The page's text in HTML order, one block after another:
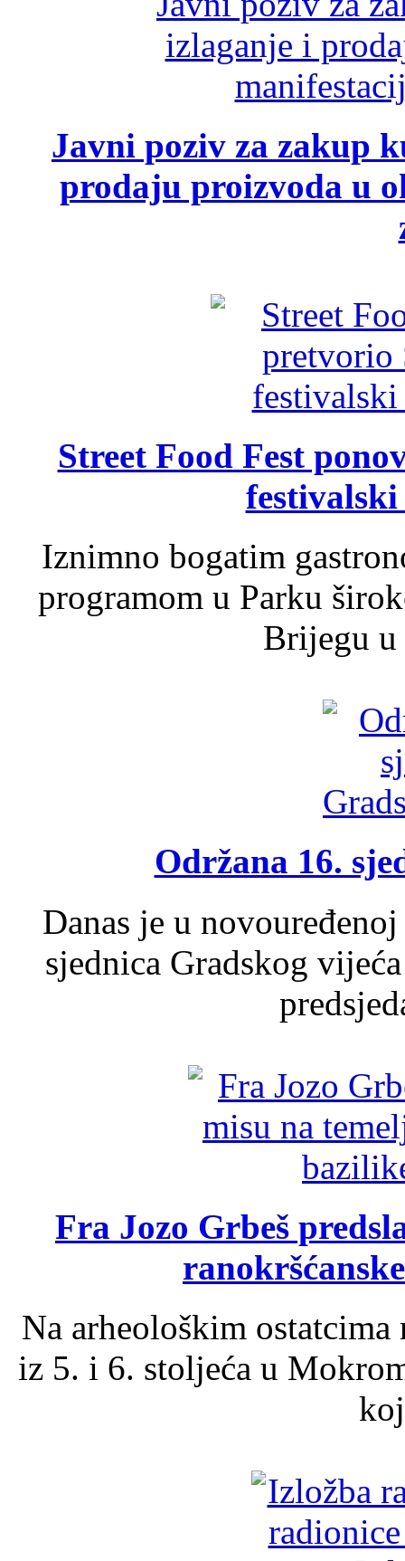
Javni poziv za zakup
prodaju proizvoda u
Street Food Fest
Iznimno bogatim
programom u Parku
Brijegu u
Održana 16.
Danas je u
sjednica Gradskog
Fra Jozo Grbeš
Na arheološkim
iz 5. i 6. stoljeća u